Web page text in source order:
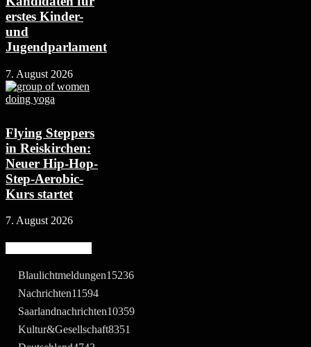
erstes Kinder-
und
Jugendparlament
7. August 2026
Flying Steppers
in Reiskirchen:
Neuer Hip-Hop-
Step-Aerobic-
Kurs startet
7. August 2026
Blaulichtmeldungen15236
Nachrichten11594
Saarlandnachrichten10359
Kultur&Gesellschaft8351